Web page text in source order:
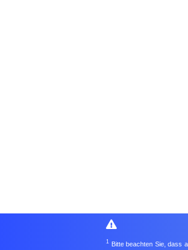
1 Bitte beachten Sie, dass